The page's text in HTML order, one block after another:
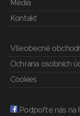
Média
Kontakt
Všeobecné
Ochrana osobních
Cookies
Podpořte nás na